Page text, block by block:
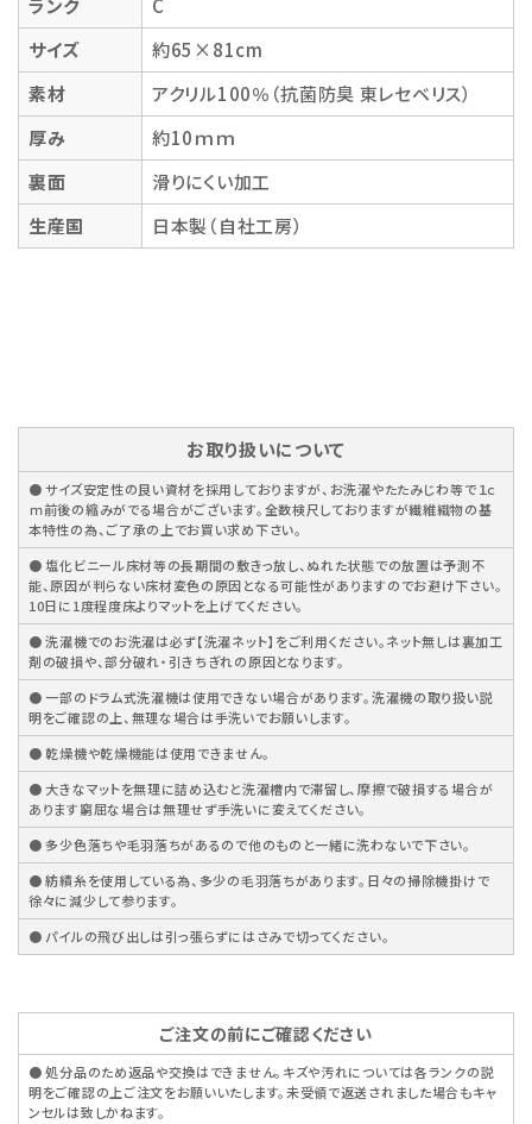
ランク
C
サイズ
約65×81cm
素材
アクリル100％（抗菌防臭 東レセベリス）
厚み
約10ｍｍ
裏面
滑りにくい加工
生産国
日本製（自社工房）
お取り扱いについて
● サイズ安定性の良い資材を採用しておりますが、お洗濯やたたみじわ等で１ｃ
ｍ前後の縮みがでる場合がございます。全数検尺しておりますが繊維織物の基
本特性の為、ご了承の上でお買い求め下さい。
● 塩化ビニール床材等の長期間の敷きっ放し、ぬれた状態での放置は予測不
能、原因が判らない床材変色の原因となる可能性がありますのでお避け下さい。
10日に1度程度床よりマットを上げてください。
● 洗濯機でのお洗濯は必ず【洗濯ネット】をご利用ください。ネット無しは裏加工
剤の破損や、部分破れ・引きちぎれの原因となります。
● 一部のドラム式洗濯機は使用できない場合があります。洗濯機の取り扱い説
明をご確認の上、無理な場合は手洗いでお願いします。
● 乾燥機や乾燥機能は使用できません。
● 大きなマットを無理に詰め込むと洗濯槽内で滞留し、摩擦で破損する場合が
あります窮屈な場合は無理せず手洗いに変えてください。
● 多少色落ちや毛羽落ちがあるので他のものと一緒に洗わないで下さい。
● 紡績糸を使用している為、多少の毛羽落ちがあります。日々の掃除機掛けで
徐々に減少して参ります。
● パイルの飛び出しは引っ張らずにはさみで切ってください。
ご注文の前にご確認ください
● 処分品のため返品や交換はできません。キズや汚れについては各ランクの説
明をご確認の上ご注文をお願いいたします。未受領で返送されました場合もキャ
ンセルは致しかねます。